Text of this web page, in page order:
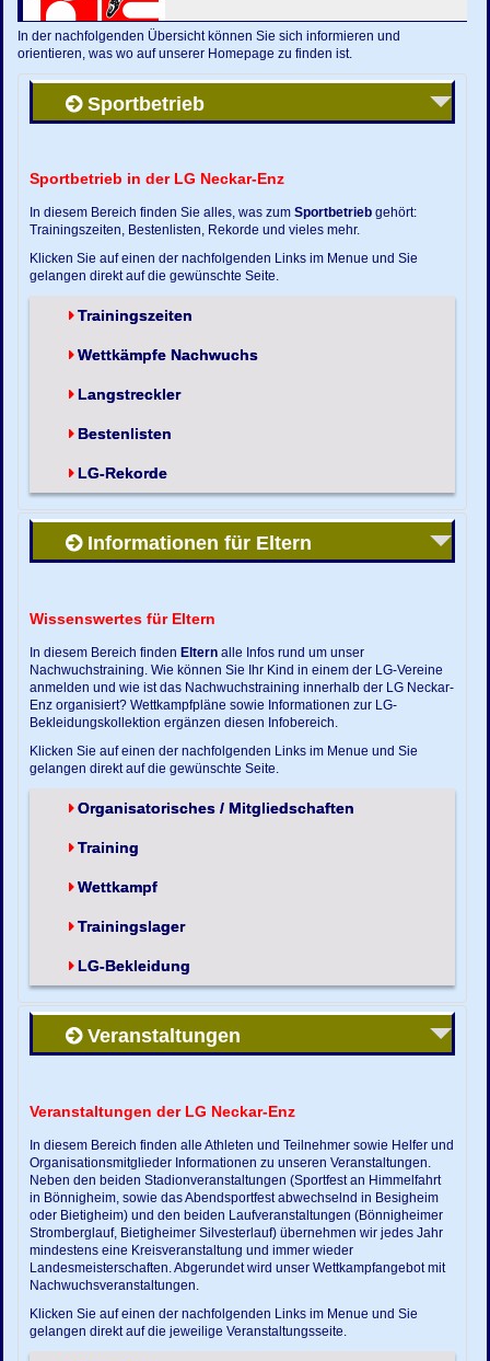
In der nachfolgenden Übersicht können Sie sich informieren und
orientieren, was wo auf unserer Homepage zu finden ist.
Sportbetrieb
Sportbetrieb in der LG Neckar-Enz
In diesem Bereich finden Sie alles, was zumSportbetrieb gehört:
Trainingszeiten, Bestenlisten, Rekorde und vieles mehr.
Klicken Sie auf einen der nachfolgenden Links im Menue und Sie
gelangen direkt auf die gewünschte Seite.
Trainingszeiten
Wettkämpfe Nachwuchs
Langstreckler
Bestenlisten
LG-Rekorde
Informationen für Eltern
Wissenswertes für Eltern
In diesem Bereich finden Eltern alle Infos rund um unser
Nachwuchstraining. Wie können Sie Ihr Kind in einem der LG-Vereine
anmelden und wie ist das Nachwuchstraining innerhalb der LG Neckar-
Enz organisiert? Wettkampfpläne sowie Informationen zur LG-
Bekleidungskollektion ergänzen diesen Infobereich.
Klicken Sie auf einen der nachfolgenden Links im Menue und Sie
gelangen direkt auf die gewünschte Seite.
Organisatorisches / Mitgliedschaften
Training
Wettkampf
Trainingslager
LG-Bekleidung
Veranstaltungen
Veranstaltungen der LG Neckar-Enz
In diesem Bereich finden alle Athleten und Teilnehmer sowie Helfer und
Organisationsmitglieder Informationen zu unseren Veranstaltungen.
Neben den beiden Stadionveranstaltungen (Sportfest an Himmelfahrt
in Bönnigheim, sowie das Abendsportfest abwechselnd in Besigheim
oder Bietigheim) und den beiden Laufveranstaltungen (Bönnigheimer
Stromberglauf, Bietigheimer Silvesterlauf) übernehmen wir jedes Jahr
mindestens eine Kreisveranstaltung und immer wieder
Landesmeisterschaften. Abgerundet wird unser Wettkampfangebot mit
Nachwuchsveranstaltungen.
Klicken Sie auf einen der nachfolgenden Links im Menue und Sie
gelangen direkt auf die jeweilige Veranstaltungsseite.